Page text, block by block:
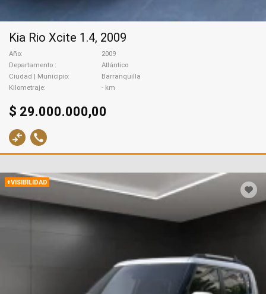
Kia Rio Xcite 1.4, 2009
Año
2009
Departamento
Atlántico
Ciudad | Municipio
Barranquilla
Kilometraje
- km
$ 29.000.000,00
+VISIBILIDAD